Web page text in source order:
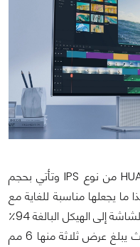
HUAWEI MateView من نوع IPS وتأتي بحجم
ما يجعلها مناسبة للغاية مع
الديكور الحديث والبسيط، وتعني نسبة الشاشة إلى الهيكل البالغة 94٪
أن الشاشة خالية تقريبا من الحواف، حيث يبلغ عرض ثلاثة منها 6 مم